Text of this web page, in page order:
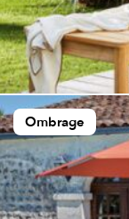
Ombrage